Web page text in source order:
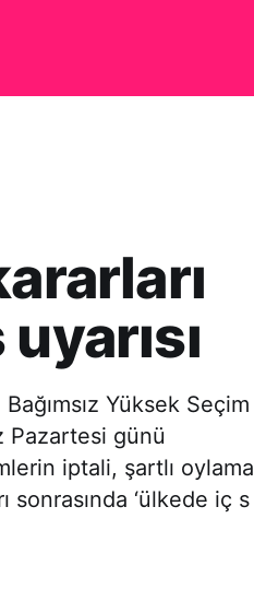
Yüksek Seçim
Pazartesi günü
iptali, şartlı oylama
sonrasında ‘ülkede iç s